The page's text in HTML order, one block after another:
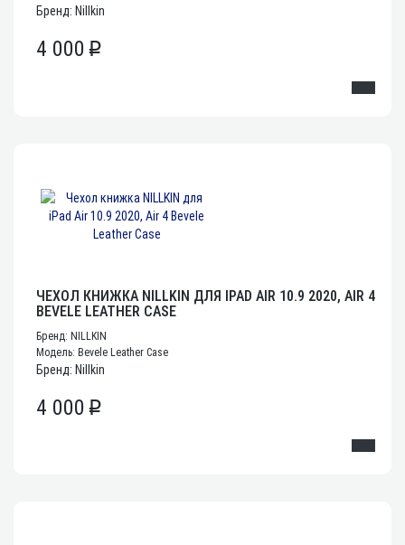
Бренд: Nillkin
4 000 p
ЧЕХОЛ КНИЖКА NILLKIN ДЛЯ IPAD AIR 10.9 2020, AIR 4
BEVELE LEATHER CASE
Бренд: NILLKIN
Модель: Bevele Leather Case
Бренд: Nillkin
4 000 p